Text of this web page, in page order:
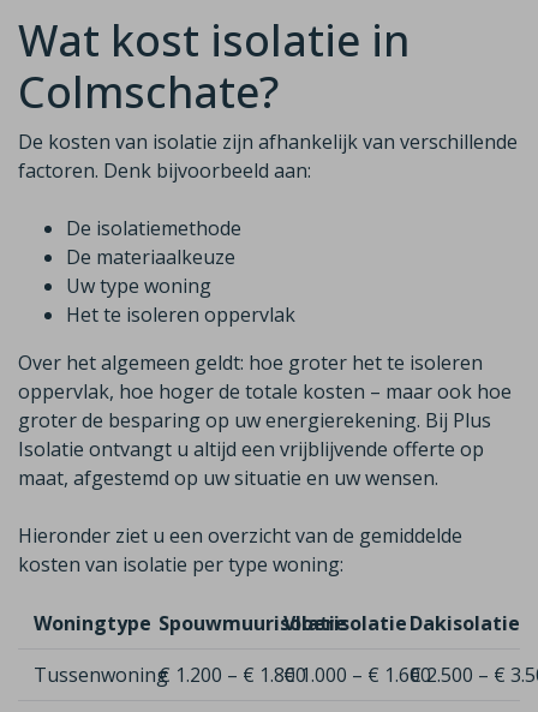
Wat kost isolatie in
Colmschate?
De kosten van isolatie zijn afhankelijk van verschillende
factoren. Denk bijvoorbeeld aan:
De isolatiemethode
De materiaalkeuze
Uw type woning
Het te isoleren oppervlak
Over het algemeen geldt: hoe groter het te isoleren
oppervlak, hoe hoger de totale kosten – maar ook hoe
groter de besparing op uw energierekening. Bij Plus
Isolatie ontvangt u altijd een vrijblijvende offerte op
maat, afgestemd op uw situatie en uw wensen.
Hieronder ziet u een overzicht van de gemiddelde
kosten van isolatie per type woning:
Woningtype SpouwmuurisolatieVloerisolatieDakisolatie
Tussenwoning€ 1.200 – € 1.800€ 1.000 – € 1.600€ 2.500 – €